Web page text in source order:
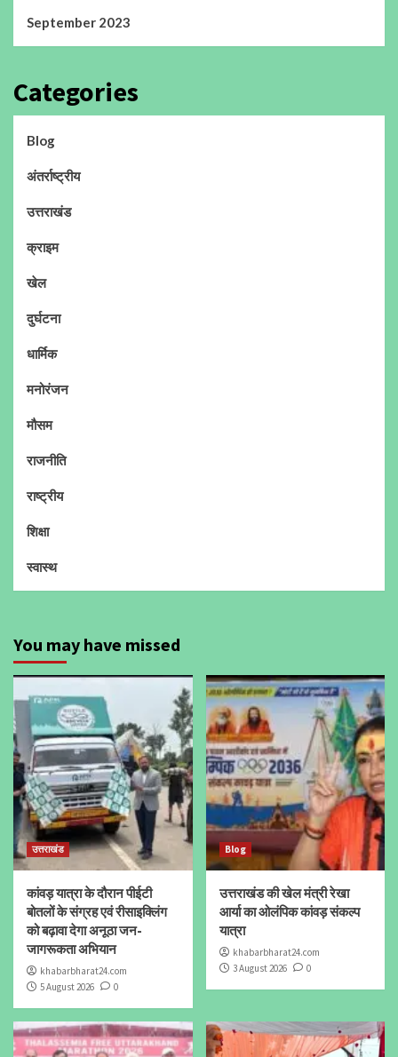
September 2023
Categories
Blog
अंतर्राष्ट्रीय
उत्तराखंड
क्राइम
खेल
दुर्घटना
धार्मिक
मनोरंजन
मौसम
राजनीति
राष्ट्रीय
शिक्षा
स्वास्थ
You may have missed
उत्तराखंड
कांवड़ यात्रा के दौरान पीईटी
बोतलों के संग्रह एवं रीसाइक्लिंग
को बढ़ावा देगा अनूठा जन-
जागरूकता अभियान
khabarbharat24.com
5 August 2026
0
Blog
उत्तराखंड की खेल मंत्री रेखा
आर्या का ओलंपिक कांवड़ संकल्प
यात्रा
khabarbharat24.com
3 August 2026
0